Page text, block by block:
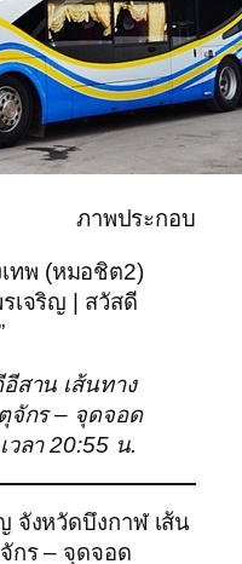
ภาพประกอบ
เทพ (หมอชิต2)
เจริญ | สวัสดี
สาน เส้นทาง
จักร – จุดจอด
วลา 20:55 น.
จังหวัดบึงกาฬ เส้น
กร – จุดจอด